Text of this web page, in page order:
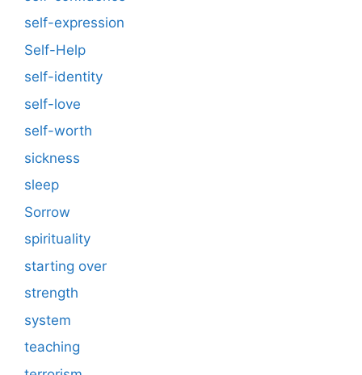
self-expression
Self-Help
self-identity
self-love
self-worth
sickness
sleep
Sorrow
spirituality
starting over
strength
system
teaching